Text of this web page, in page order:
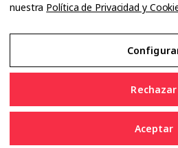
Ofertas de empleo
nuestra Política de Privacidad y
Rechazar
Aceptar
Aviso Legal
Política de
Configurar